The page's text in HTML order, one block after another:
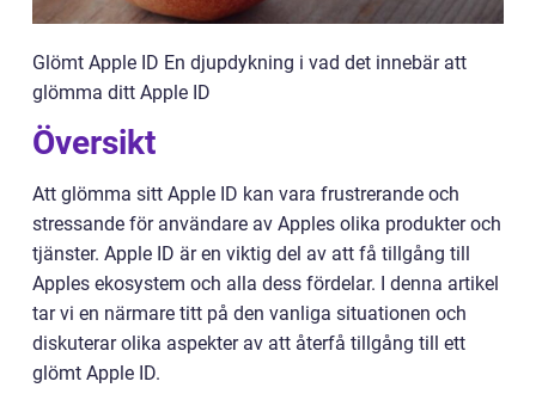
Glömt Apple ID En djupdykning i vad det innebär att
glömma ditt Apple ID
Översikt
Att glömma sitt Apple ID kan vara frustrerande och
stressande för användare av Apples olika produkter och
tjänster. Apple ID är en viktig del av att få tillgång till
Apples ekosystem och alla dess fördelar. I denna artikel
tar vi en närmare titt på den vanliga situationen och
diskuterar olika aspekter av att återfå tillgång till ett
glömt Apple ID.